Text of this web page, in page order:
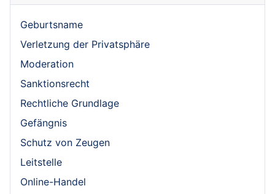
Geburtsname
Verletzung der Privatsphäre
Moderation
Sanktionsrecht
Rechtliche Grundlage
Gefängnis
Schutz von Zeugen
Leitstelle
Online-Handel